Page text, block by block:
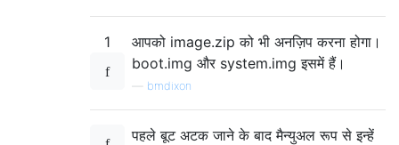
1
आपको image.zip को भी अनज़िप करना होगा।
boot.img और system.img इसमें हैं।
bmdixon
पहले बूट अटक जाने के बाद मैन्युअल रूप से इन्हें